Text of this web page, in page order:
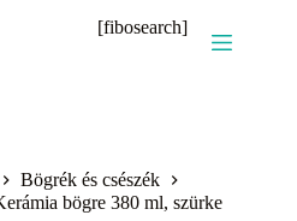
[fibosearch]
Bögrék és csészék
bögre 380 ml, szürke